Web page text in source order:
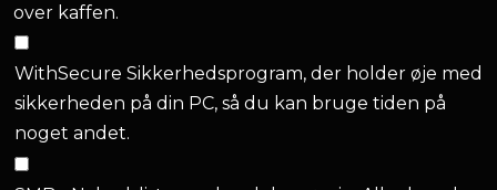
over kaffen.
WithSecure Sikkerhedsprogram, der holder øje med
sikkerheden på din PC, så du kan bruge tiden på
noget andet.